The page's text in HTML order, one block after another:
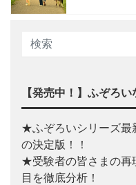
【発売中！】ふぞろ
★ふぞろいシリーズ最
の決定版！！
★受験者の皆さまの再
目を徹底分析！